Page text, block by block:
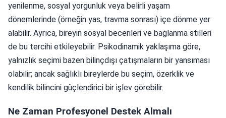
yenilenme, sosyal yorgunluk veya belirli yaşam
dönemlerinde (örneğin yas, travma sonrası) içe dönme yer
alabilir. Ayrıca, bireyin sosyal becerileri ve bağlanma stilleri
de bu tercihi etkileyebilir. Psikodinamik yaklaşıma göre,
yalnızlık seçimi bazen bilinçdışı çatışmaların bir yansıması
olabilir; ancak sağlıklı bireylerde bu seçim, özerklik ve
kendilik bilincini güçlendirici bir işlev görebilir.
Ne Zaman Profesyonel Destek Almalı